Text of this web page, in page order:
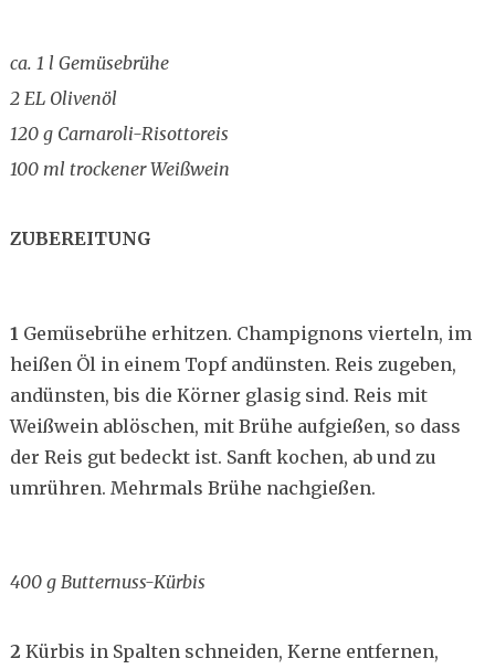
ca. 1 l Gemüsebrühe
2 EL Olivenöl
120 g Carnaroli-Risottoreis
100 ml trockener Weißwein
ZUBEREITUNG
1 Gemüsebrühe erhitzen. Champignons vierteln, im
heißen Öl in einem Topf andünsten. Reis zugeben,
andünsten, bis die Körner glasig sind. Reis mit
Weißwein ablöschen, mit Brühe aufgießen, so dass
der Reis gut bedeckt ist. Sanft kochen, ab und zu
umrühren. Mehrmals Brühe nachgießen.
400 g Butternuss-Kürbis
2 Kürbis in Spalten schneiden, Kerne entfernen,